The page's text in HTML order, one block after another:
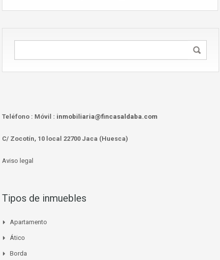
Teléfono : Móvil : inmobiliaria@fincasaldaba.com
C/ Zocotín, 10 local 22700 Jaca (Huesca)
Aviso legal
Tipos de inmuebles
Apartamento
Ático
Borda